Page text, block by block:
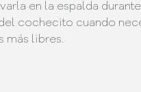
en la espalda
cochecito cuando
más libres.